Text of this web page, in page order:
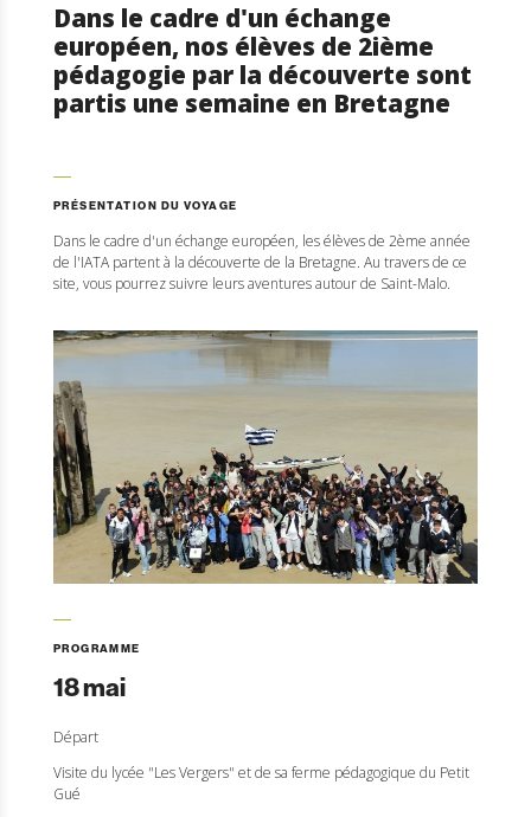
Dans le cadre d'un échange
européen, nos élèves de 2ième
pédagogie par la découverte sont
partis une semaine en Bretagne
PRÉSENTATION DU VOYAGE
Dans le cadre d'un échange européen, les élèves de 2ème année
de l'IATA partent à la découverte de la Bretagne. Au travers de ce
site, vous pourrez suivre leurs aventures autour de Saint-Malo.
PROGRAMME
18 mai
Départ
Visite du lycée "Les Vergers" et de sa ferme pédagogique du Petit
Gué